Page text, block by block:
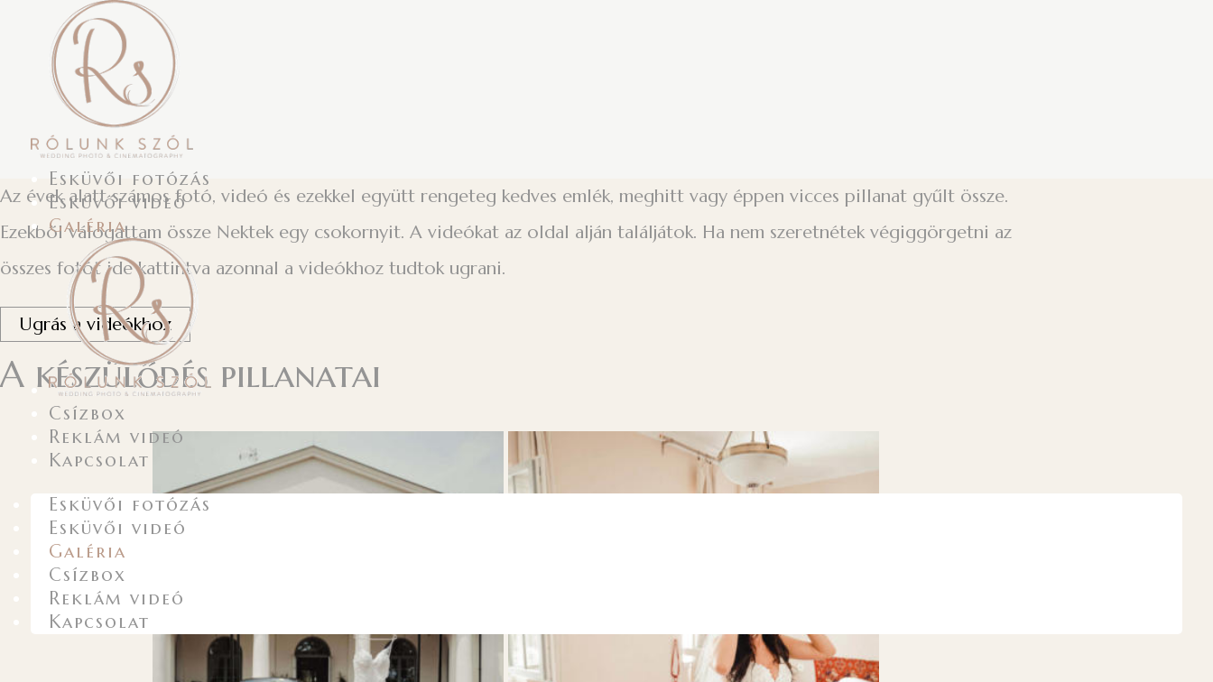
Esküvői fotózás
Esküvői videó
Galéria
Csízbox
Reklám videó
Kapcsolat
Esküvői fotózás
Esküvői videó
Galéria
Csízbox
Reklám videó
Kapcsolat
Az évek alatt számos fotó, videó és ezekkel együtt rengeteg kedves emlék, meghitt vagy éppen vicces pillanat gyűlt össze.
Ezekből válogattam össze Nektek egy csokornyit. A videókat az oldal alján találjátok. Ha nem szeretnétek végiggörgetni az
összes fotót ide kattintva azonnal a videókhoz tudtok ugrani.
Ugrás a videókhoz
A készülődés pillanatai